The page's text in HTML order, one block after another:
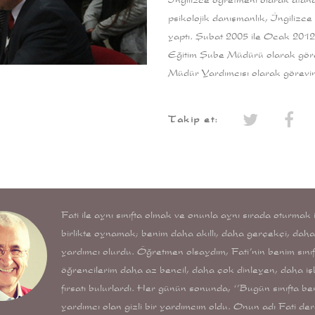
psikolojik danışmanlık, İngilizce
yaptı. Şubat 2005 ile Ocak
Eğitim Şube Müdürü olarak
Müdür Yardımcısı olarak
Takip et:
Fati ile aynı sınıfta olmak ve onunla aynı sırada
birlikte oynamak; benim daha akıllı, daha gerçekçi,
yardımcı olurdu. Öğretmen olsaydım, Fati’nin benim
öğrencilerim daha az bencil, daha çok dinleyen, daha
fırsatı bulurlardı. Her günün sonunda, ‘’Bugün sınıfta
yardımcı olan gizli bir yardımcım oldu. Onun adı Fati